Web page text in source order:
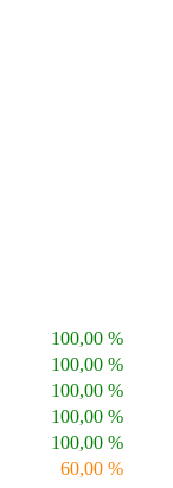
100,00 %
100,00 %
100,00 %
100,00 %
100,00 %
60,00 %